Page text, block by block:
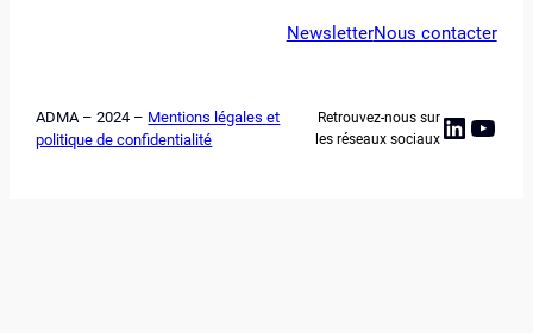
NewsletterNous contacter
ADMA – 2024 – Mentions légales et
politique de confidentialité
Retrouvez-nous sur
les réseaux sociaux